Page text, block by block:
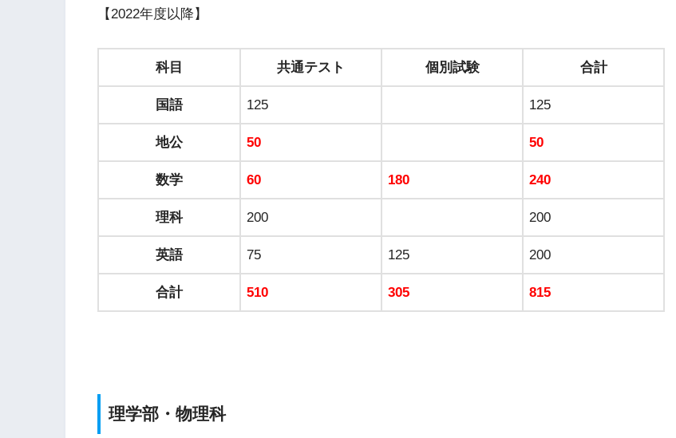
【2022年度以降】
科目 共通テスト 個別試験 合計
国語 125 125
地公 50 50
数学 60 180 240
理科 200 200
英語 75 125 200
合計 510 305 815
理学部・物理科